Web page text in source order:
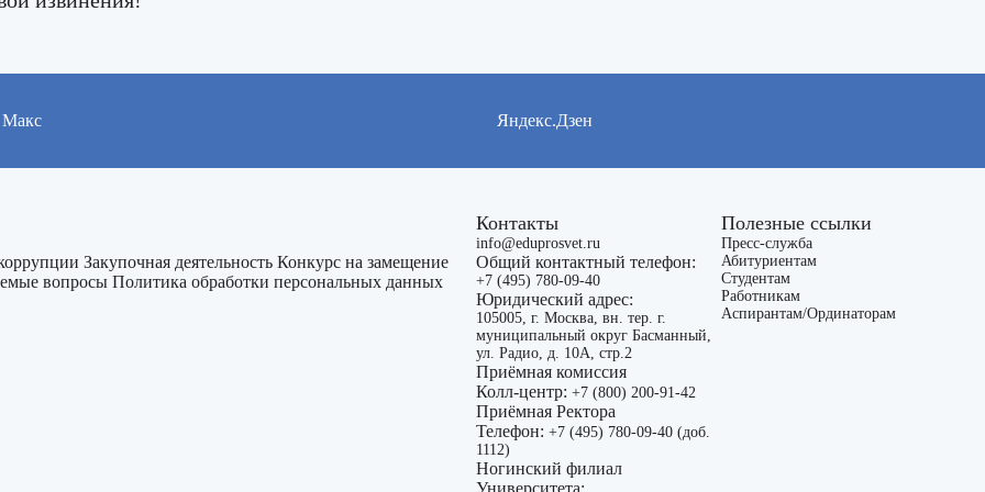
Макс Яндекс.Дзен
Закупочная деятельность Конкурс на замещение
вопросы Политика обработки персональных данных
Контакты
info@eduprosvet.ru
Общий контактный телефон:
+7 (495) 780-09-40
Юридический адрес:
105005, г. Москва, вн. тер. г.
муниципальный округ Басманный,
ул. Радио, д. 10А, стр.2
Приёмная комиссия
Колл-центр:+7 (800) 200-91-42
Приёмная Ректора
Телефон:+7 (495) 780-09-40 (доб.
1112)
Ногинский филиал
Университета:
Полезные ссылки
Пресс-служба
Абитуриентам
Студентам
Работникам
Аспирантам/Ординаторам